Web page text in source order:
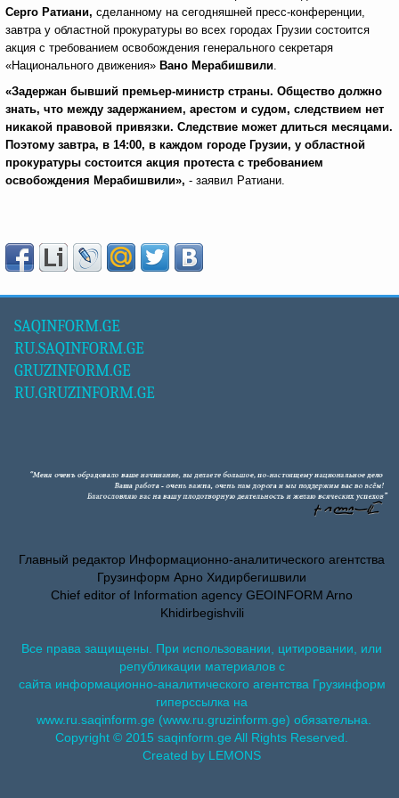
Серго Ратиани, сделанному на сегодняшней пресс-конференции,
завтра у областной прокуратуры во всех городах Грузии состоится
акция с требованием освобождения генерального секретаря
«Национального движения» Вано Мерабишвили.
«Задержан бывший премьер-министр страны. Общество должно
знать, что между задержанием, арестом и судом, следствием нет
никакой правовой привязки. Следствие может длиться месяцами.
Поэтому завтра, в 14:00, в каждом городе Грузии, у областной
прокуратуры состоится акция протеста с требованием
освобождения Мерабишвили», - заявил Ратиани.
SAQINFORM.GE
RU.SAQINFORM.GE
GRUZINFORM.GE
RU.GRUZINFORM.GE
Главный редактор Информационно-аналитического агентства
Грузинформ Арно Хидирбегишвили
Chief editor of Information agency GEOINFORM Arno
Khidirbegishvili
Все права защищены. При использовании, цитировании, или
републикации материалов с
сайта информационно-аналитического агентства Грузинформ
гиперссылка на
www.ru.saqinform.ge (www.ru.gruzinform.ge) обязательна.
Copyright © 2015 saqinform.ge All Rights Reserved.
Created by LEMONS